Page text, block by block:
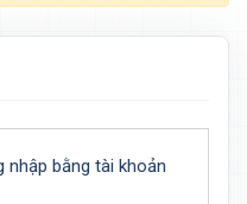
nhập bằng tài khoản